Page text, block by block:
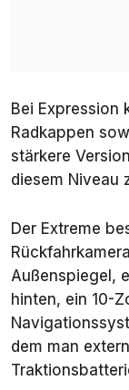
Bei Expression
Radkappen
stärkere
diesem Niveau
Der Extreme
Außenspiegel,
hinten, ein 10-
dem man